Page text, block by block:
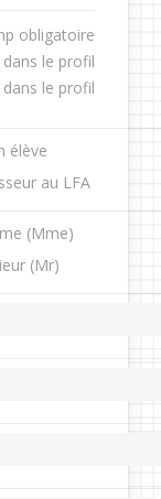
obligatoire
le profil
le profil
élève
au LFA
(Mme)
(Mr)